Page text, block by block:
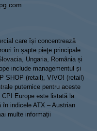
care își concentrează
în șapte pieţe principale
Ungaria, România și
include managementul și
SHOP (retail), VIVO! (retail)
puternice pentru aceste
Europe este listată la
în indicele ATX – Austrian
multe informații